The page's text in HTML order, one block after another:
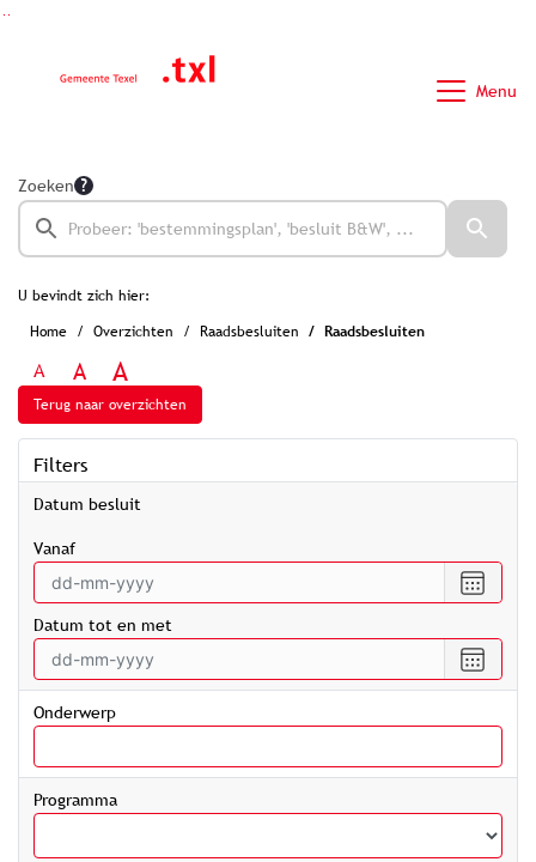
Menu
Zoeken
U bevindt zich hier:
Home Overzichten Raadsbesluiten Raadsbesluiten
A A A
Terug naar overzichten
Filters
Datum besluit
vanaf
een
vanaf
Datum tot en met
een
tot
met
Onderwerp
Programma